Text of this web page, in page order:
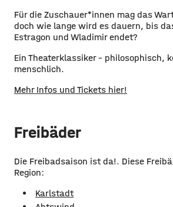
Für die Zuschauer*innen mag das
doch wie lange wird es dauern, bis
Estragon und Wladimir endet?
Ein Theaterklassiker – philosophisch,
menschlich.
Mehr Infos und Tickets hier!
Freibäder
Die Freibadsaison ist da!. Diese
Region:
Karlstadt